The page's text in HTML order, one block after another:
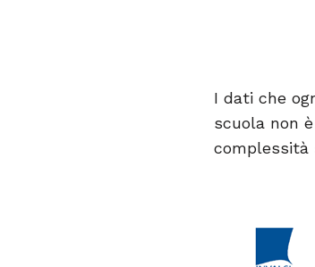
I dati che
scuola non
complessità